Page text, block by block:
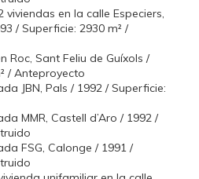
en la calle Especiers,
/ Superficie: 2930 m² /
Roc, Sant Feliu de Guíxols /
/ Anteproyecto
JBN, Pals / 1992 / Superficie:
MMR, Castell d’Aro / 1992 /
FSG, Calonge / 1991 /